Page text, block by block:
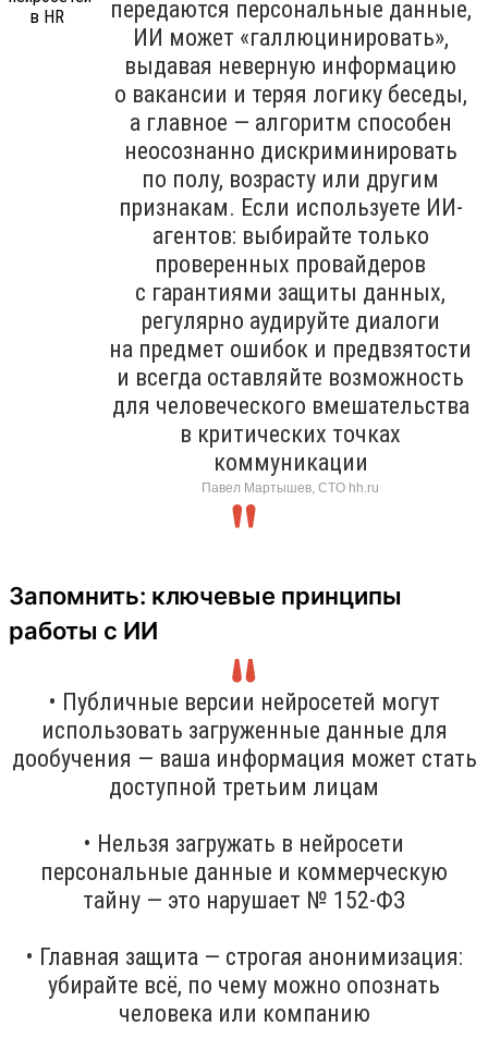
передаются персональные данные,
ИИ может «галлюцинировать»,
выдавая неверную информацию
о вакансии и теряя логику беседы,
а главное — алгоритм способен
неосознанно дискриминировать
по полу, возрасту или другим
признакам. Если используете ИИ-
агентов: выбирайте только
проверенных провайдеров
с гарантиями защиты данных,
регулярно аудируйте диалоги
на предмет ошибок и предвзятости
и всегда оставляйте возможность
для человеческого вмешательства
в критических точках
коммуникации
Павел Мартышев, CTO hh.ru
Запомнить: ключевые принципы
работы с ИИ
• Публичные версии нейросетей могут
использовать загруженные данные для
дообучения — ваша информация может стать
доступной третьим лицам
• Нельзя загружать в нейросети
персональные данные и коммерческую
тайну — это нарушает № 152-ФЗ
• Главная защита — строгая анонимизация:
убирайте всё, по чему можно опознать
человека или компанию